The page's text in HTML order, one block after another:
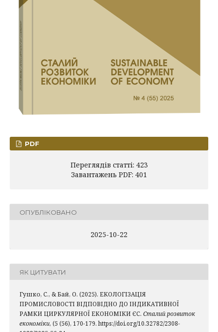
PDF
Переглядів статті: 423
Завантажень PDF: 401
ОПУБЛІКОВАНО
2025-10-22
ЯК ЦИТУВАТИ
Гушко, С., & Бай, О. (2025). ЕКОЛОГІЗАЦІЯ
ПРОМИСЛОВОСТІ ВІДПОВІДНО ДО ІНДИКАТИВНОЇ
РАМКИ ЦИРКУЛЯРНОЇ ЕКОНОМІКИ ЄС. Сталий розвиток
економіки, (5 (56), 170-179. https://doi.org/10.32782/2308-